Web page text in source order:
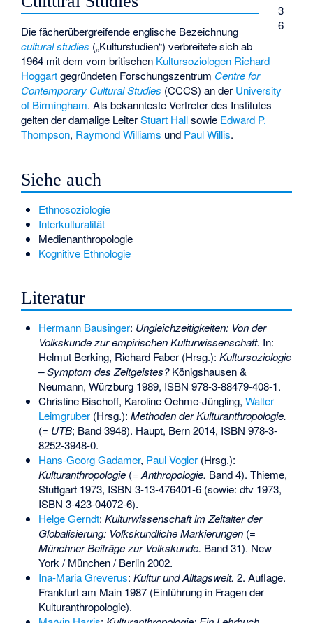
3
6
Die fächerübergreifende englische Bezeichnung
cultural studies („Kulturstudien“) verbreitete sich ab
1964 mit dem vom britischen Kultursoziologen Richard
Hoggartgegründeten Forschungszentrum Centre for
Contemporary Cultural Studies (CCCS) an der University
of Birmingham. Als bekannteste Vertreter des Institutes
gelten der damalige LeiterStuart Hallsowie Edward P.
Thompson, Raymond Williams und Paul Willis.
Siehe auch
Ethnosoziologie
Interkulturalität
Medienanthropologie
Kognitive Ethnologie
Literatur
Hermann Bausinger: Ungleichzeitigkeiten: Von der
Volkskunde zur empirischen Kulturwissenschaft. In:
Helmut Berking, Richard Faber (Hrsg.): Kultursoziologie
– Symptom des Zeitgeistes?Königshausen &
Neumann, Würzburg 1989, ISBN 978-3-88479-408-1.
Christine Bischoff, Karoline Oehme-Jüngling, Walter
Leimgruber(Hrsg.): Methoden der Kulturanthropologie.
(= UTB; Band 3948). Haupt, Bern 2014, ISBN 978-3-
8252-3948-0.
Hans-Georg Gadamer, Paul Vogler(Hrsg.):
Kulturanthropologie(= Anthropologie. Band 4). Thieme,
Stuttgart 1973, ISBN 3-13-476401-6(sowie: dtv 1973,
ISBN 3-423-04072-6).
Helge Gerndt: Kulturwissenschaft im Zeitalter der
Globalisierung: Volkskundliche Markierungen(=
Münchner Beiträge zur Volkskunde. Band 31). New
York / München / Berlin 2002.
Ina-Maria Greverus: Kultur und Alltagswelt. 2. Auflage.
Frankfurt am Main 1987 (Einführung in Fragen der
Kulturanthropologie).